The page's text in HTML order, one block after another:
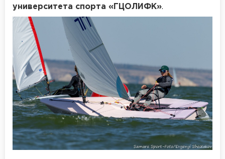
университета спорта «ГЦОЛИФК».